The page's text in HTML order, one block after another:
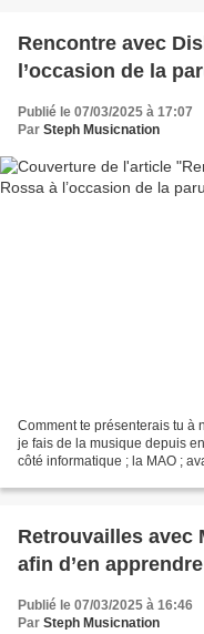
Rencontre avec
l’occasion de la
Publié le 07/03/2025 à 17:07
Par Steph Musicnation
Comment te présenterais tu à
je fais de la musique depuis
côté informatique ; la MAO ;
Retrouvailles avec
afin d’en
Publié le 07/03/2025 à 16:46
Par Steph Musicnation